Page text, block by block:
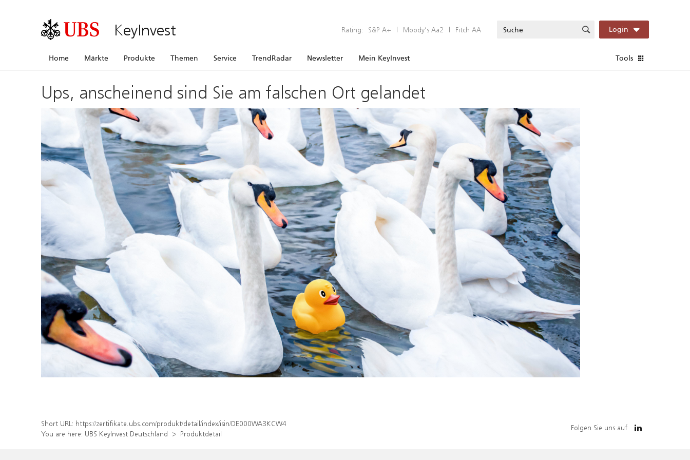
KeyInvest Rating: S&P A+ | Moody’s Aa2 | Fitch AA Login
Home Märkte Produkte Themen Service TrendRadar Newsletter Mein KeyInvest Tools
Ups, anscheinend sind Sie am falschen Ort gelandet
Short URL: https://zertifikate.ubs.com/produkt/detail/index/isin/DE000WA3KCW4
You are here: UBS KeyInvest Deutschland Produktdetail
Folgen Sie uns auf